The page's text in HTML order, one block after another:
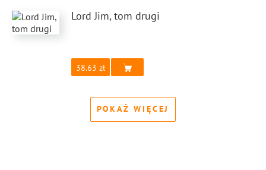
Lord Jim, tom drugi
38.63
POKAŻ WIĘCEJ